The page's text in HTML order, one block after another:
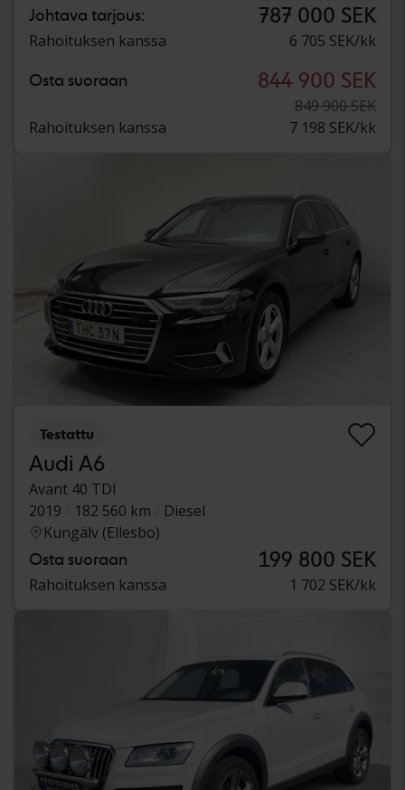
Johtava tarjous: 787 000 SEK
Rahoituksen kanssa 6 705 SEK/kk
Osta suoraan 844 900 SEK
849 900 SEK
Rahoituksen kanssa
7 198 SEK/kk
Testattu
Audi A6
Avant 40 TDI
2019
182 560 km
Diesel
Kungälv (Ellesbo)
Osta suoraan 199 800 SEK
Rahoituksen kanssa 1 702 SEK/kk